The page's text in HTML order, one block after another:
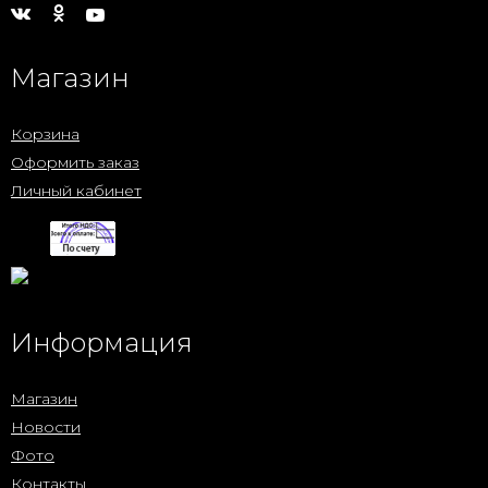
Магазин
Корзина
Оформить заказ
Личный кабинет
Информация
Магазин
Новости
Фото
Контакты